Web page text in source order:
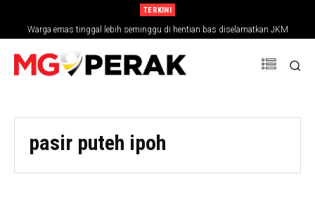
TERKINI
Warga emas tinggal lebih seminggu di hentian bas diselamatkan JKM
pasir puteh ipoh